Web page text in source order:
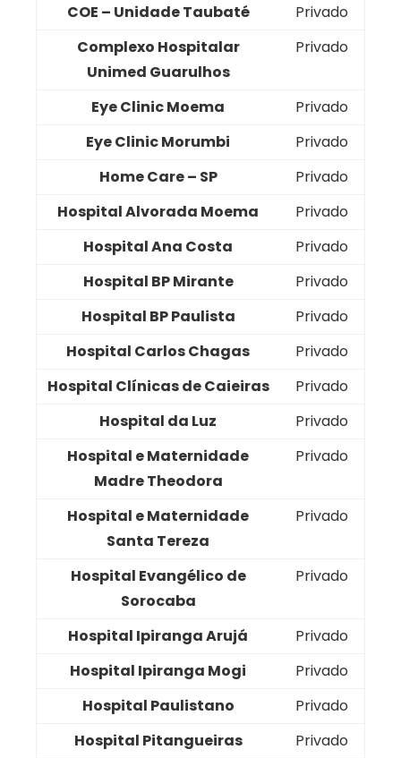
COE – Unidade Taubaté
Privado
Complexo Hospitalar
Unimed Guarulhos
Privado
Eye Clinic Moema
Privado
Eye Clinic Morumbi
Privado
Home Care – SP
Privado
Hospital Alvorada Moema
Privado
Hospital Ana Costa
Privado
Hospital BP Mirante
Privado
Hospital BP Paulista
Privado
Hospital Carlos Chagas
Privado
Hospital Clínicas de Caieiras
Privado
Hospital da Luz
Privado
Hospital e Maternidade
Madre Theodora
Privado
Hospital e Maternidade
Santa Tereza
Privado
Hospital Evangélico de
Sorocaba
Privado
Hospital Ipiranga Arujá
Privado
Hospital Ipiranga Mogi
Privado
Hospital Paulistano
Privado
Hospital Pitangueiras
Privado